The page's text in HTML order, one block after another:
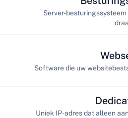
Server-
Software die uw
Uniek IP-adres dat alleen